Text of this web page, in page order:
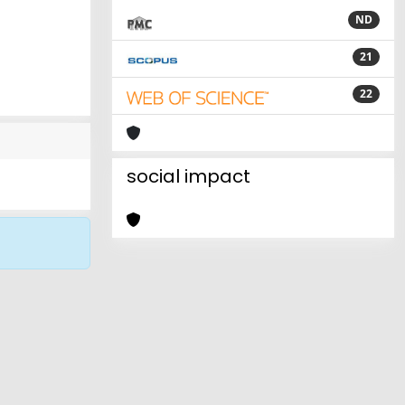
ND
21
22
social impact